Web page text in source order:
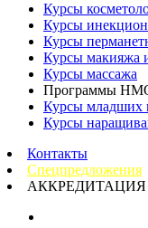
Курсы
Курсы
Курсы
Курсы макияжа
Курсы массажа
Программы
Курсы младших
Курсы
Контакты
Спецпредложения
АККРЕДИТАЦИЯ